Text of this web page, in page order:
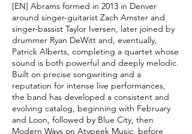
[EN] Abrams formed in 2013 in Denver
around singer-guitarist Zach Amster and
singer-bassist Taylor Iversen, later joined by
drummer Ryan DeWitt and, eventually,
Patrick Alberts, completing a quartet whose
sound is both powerful and deeply melodic.
Built on precise songwriting and a
reputation for intense live performances,
the band has developed a consistent and
evolving catalog, beginning with February
and Loon, followed by Blue City, then
Modern Ways on Atypeek Music, before